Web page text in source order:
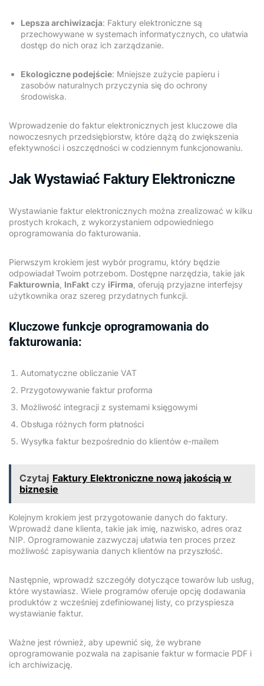
Lepsza archiwizacja: Faktury elektroniczne są
przechowywane w systemach informatycznych, co ułatwia
dostęp do nich oraz ich zarządzanie.
Ekologiczne podejście: Mniejsze zużycie papieru i
zasobów naturalnych przyczynia się do ochrony
środowiska.
Wprowadzenie do faktur elektronicznych jest kluczowe dla
nowoczesnych przedsiębiorstw, które dążą do zwiększenia
efektywności i oszczędności w codziennym funkcjonowaniu.
Jak Wystawiać Faktury Elektroniczne
Wystawianie faktur elektronicznych można zrealizować w kilku
prostych krokach, z wykorzystaniem odpowiedniego
oprogramowania do fakturowania.
Pierwszym krokiem jest wybór programu, który będzie
odpowiadał Twoim potrzebom. Dostępne narzędzia, takie jak
Fakturownia InFakt czy iFirma , oferują przyjazne interfejsy
użytkownika oraz szereg przydatnych funkcji.
Kluczowe funkcje oprogramowania do
fakturowania:
Automatyczne obliczanie VAT
Przygotowywanie faktur proforma
Możliwość integracji z systemami księgowymi
Obsługa różnych form płatności
Wysyłka faktur bezpośrednio do klientów e-mailem
Czytaj Faktury Elektroniczne nową jakością w
biznesie
Kolejnym krokiem jest przygotowanie danych do faktury.
Wprowadź dane klienta, takie jak imię, nazwisko, adres oraz
NIP. Oprogramowanie zazwyczaj ułatwia ten proces przez
możliwość zapisywania danych klientów na przyszłość.
Następnie, wprowadź szczegóły dotyczące towarów lub usług,
które wystawiasz. Wiele programów oferuje opcję dodawania
produktów z wcześniej zdefiniowanej listy, co przyspiesza
wystawianie faktur.
Ważne jest również, aby upewnić się, że wybrane
oprogramowanie pozwala na zapisanie faktur w formacie PDF i
ich archiwizację.